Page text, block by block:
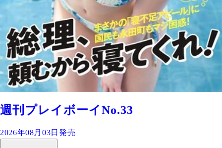
週刊プレイボーイNo.33
2026年08月03日発売